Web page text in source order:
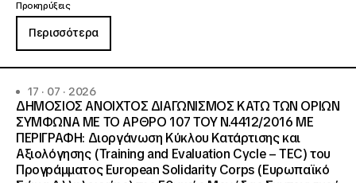
Προκηρύξεις
Περισσότερα
17 · 07 · 2026
ΔΗΜΟΣΙΟΣ ΑΝΟΙΧΤΟΣ ΔΙΑΓΩΝΙΣΜΟΣ ΚΑΤΩ ΤΩΝ ΟΡΙΩΝ
ΣΥΜΦΩΝΑ ΜΕ ΤΟ ΑΡΘΡΟ 107 ΤΟΥ Ν.4412/2016 ΜΕ
ΠΕΡΙΓΡΑΦΗ: Διοργάνωση Κύκλου Κατάρτισης και
Αξιολόγησης (Training and Evaluation Cycle – TEC) του
Προγράμματος European Solidarity Corps (Ευρωπαϊκό